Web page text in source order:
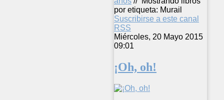
por etiqueta: Murail
Suscribirse a este canal
RSS
Miércoles, 20 Mayo 2015
09:01
¡Oh, oh!